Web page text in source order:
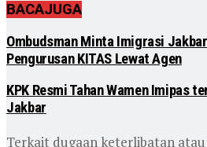
BACAJUGA
Ombudsman Minta Imigrasi
Pengurusan KITAS Lewat Agen
KPK Resmi Tahan Wamen Imipas
Jakbar
Terkait dugaan keterlibatan